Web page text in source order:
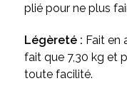
plié pour ne plus
Légèreté : Fait en
fait que 7,30 kg et
toute facilité.